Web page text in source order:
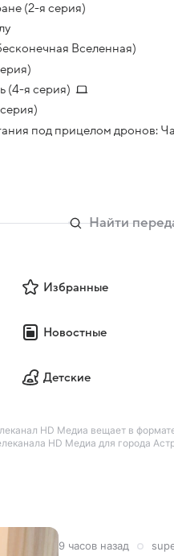
(2-я серия)
Вселенная)
(4-я серия)
под прицелом дронов:
Избранные
Новостные
Детские
HD Медиа вещает в
HD Медиа для города
9 часов назад